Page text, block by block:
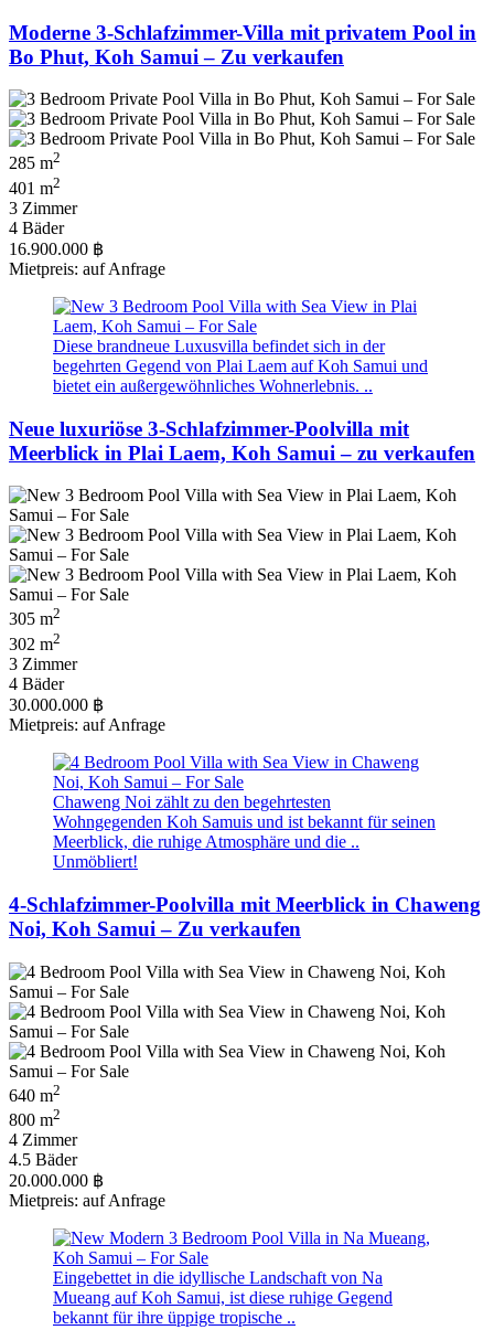
Moderne 3-Schlafzimmer-Villa mit privatem Pool in
Bo Phut, Koh Samui – Zu verkaufen
285 m2
401 m2
3 Zimmer
4 Bäder
16.900.000 ฿
Mietpreis: auf Anfrage
Diese brandneue Luxusvilla befindet sich in der
begehrten Gegend von Plai Laem auf Koh Samui und
bietet ein außergewöhnliches Wohnerlebnis. ..
Neue luxuriöse 3-Schlafzimmer-Poolvilla mit
Meerblick in Plai Laem, Koh Samui – zu verkaufen
305 m2
302 m2
3 Zimmer
4 Bäder
30.000.000 ฿
Mietpreis: auf Anfrage
Chaweng Noi zählt zu den begehrtesten
Wohngegenden Koh Samuis und ist bekannt für seinen
Meerblick, die ruhige Atmosphäre und die ..
Unmöbliert!
4-Schlafzimmer-Poolvilla mit Meerblick in Chaweng
Noi, Koh Samui – Zu verkaufen
640 m2
800 m2
4 Zimmer
4.5 Bäder
20.000.000 ฿
Mietpreis: auf Anfrage
Eingebettet in die idyllische Landschaft von Na
Mueang auf Koh Samui, ist diese ruhige Gegend
bekannt für ihre üppige tropische ..